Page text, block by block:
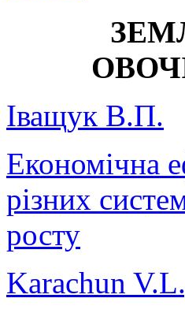
Іващук В.П.
Економічна
різних
росту
Karachun